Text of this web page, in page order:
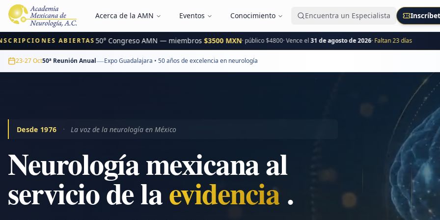
Acerca de la AMN Eventos Conocimiento Encuentra un Especialista
ABIERTAS50° Congreso AMN — miembros$3500 MXN· público $4800· Vence el31 de agosto de 2026· Faltan23días
23-27 Oct50ª Reunión Anual—Expo Guadalajara • 50 años de excelencia en neurología
Desde 1976 · La voz de la neurología en México
Neurología mexicana al
servicio de lainnovación